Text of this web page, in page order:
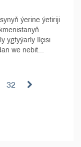
ýerine ýetiriji
ygtyýarly Ilçisi
we nebit...
32